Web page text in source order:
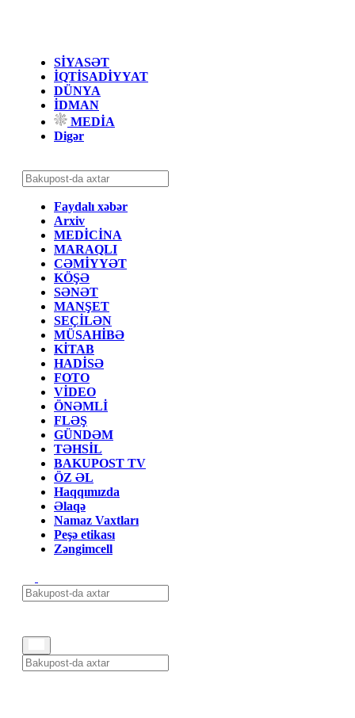
SİYASƏT
İQTİSADİYYAT
DÜNYA
İDMAN
MEDİA
Digər
Faydalı xəbər
Arxiv
MEDİCİNA
MARAQLI
CƏMİYYƏT
KÖŞƏ
SƏNƏT
MANŞET
SEÇİLƏN
MÜSAHİBƏ
KİTAB
HADİSƏ
FOTO
VİDEO
ÖNƏMLİ
FLƏŞ
GÜNDƏM
TƏHSİL
BAKUPOST TV
ÖZ ƏL
Haqqımızda
Əlaqə
Namaz Vaxtları
Peşə etikası
Zəngimcell